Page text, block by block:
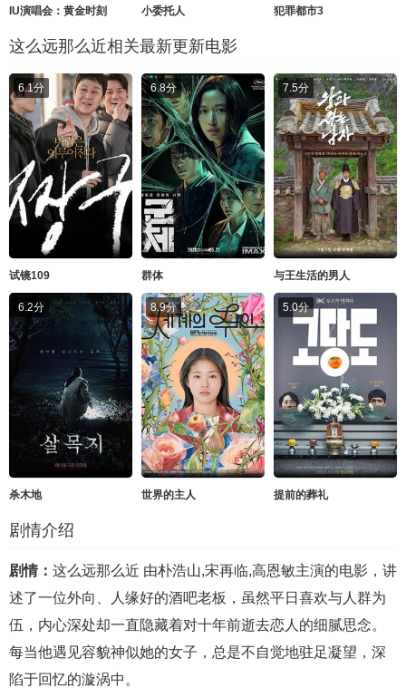
IU演唱会：黄金时刻 小委托人 犯罪都市3
这么远那么近相关最新更新电影
6.1分
试镜109
6.8分
群体
7.5分
与王生活的男人
6.2分
杀木地
8.9分
世界的主人
5.0分
提前的葬礼
剧情介绍
剧情： 这么远那么近 由朴浩山,宋再临,高恩敏主演的电影，讲
述了一位外向、人缘好的酒吧老板，虽然平日喜欢与人群为
伍，内心深处却一直隐藏着对十年前逝去恋人的细腻思念。
每当他遇见容貌神似她的女子，总是不自觉地驻足凝望，深
陷于回忆的漩涡中。